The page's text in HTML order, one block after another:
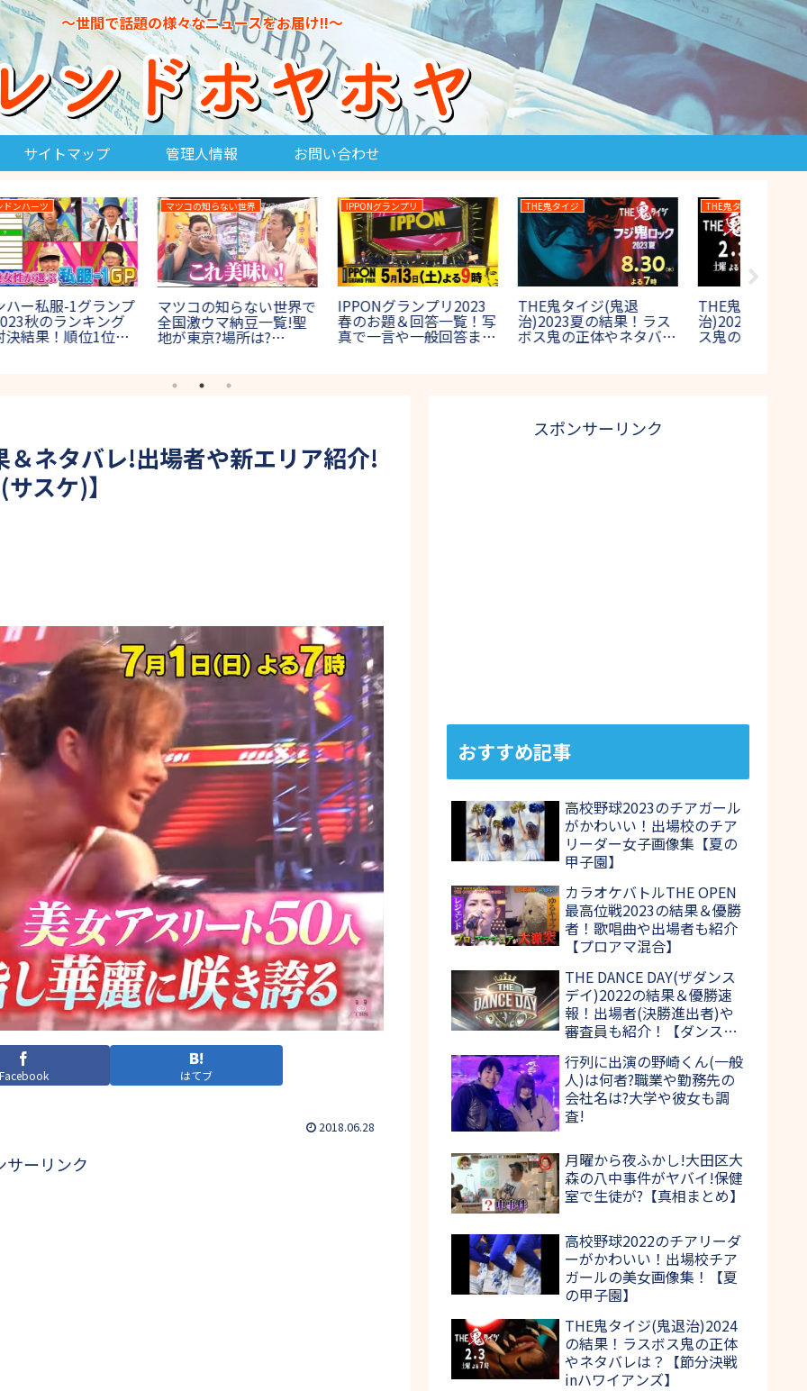
～世間で話題の様々なニュースをお届け!!～
サイトマップ 管理人情報 お問い合わせ
27時間テレビ
27時間テレビ2023 マラ
ソンの結果速報！100キ
ロマラソンの優勝者や出
爆報!THEフライデー
首藤桃奈は劣化で太っ
た?現在は短大生!仕事は
ウグイス嬢のバイト!球
高校野球
高校野球2023のチアガ
ールがかわいい！出場校
のチアリーダー女子画像
THEカラオケ★バトル
カラオケバトルTHE
OPEN最高位戦2023の結
果＆優勝者！歌唱曲や出
ネタバレ!出場者や新エリア紹介!
スケ)】
はてブ
2018.06.28
サーリンク
スポンサーリンク
おすすめ記事
高校野球2023のチアガール
がかわいい！出場校のチア
リーダー女子画像集【夏の
甲子園】
カラオケバトルTHE OPEN
最高位戦2023の結果＆優勝
者！歌唱曲や出場者も紹介
【プロアマ混合】
THE DANCE DAY(ザダンス
デイ)2022の結果＆優勝速
報！出場者(決勝進出者)や
審査員も紹介！【ダンス日
行列に出演の野崎くん(一般
人)は何者?職業や勤務先の
会社名は?大学や彼女も調
査!
月曜から夜ふかし!大田区大
森の八中事件がヤバイ!保健
室で生徒が?【真相まとめ】
高校野球2022のチアリーダ
ーがかわいい！出場校チア
ガールの美女画像集！【夏
の甲子園】
THE鬼タイジ(鬼退治)2024
の結果！ラスボス鬼の正体
やネタバレは？【節分決戦
inハワイアンズ】